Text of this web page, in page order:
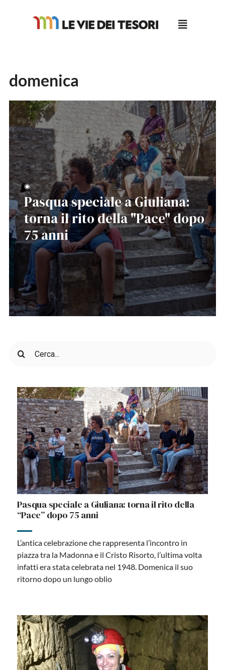
domenica
◉
Pasqua speciale a Giuliana:
torna il rito della "Pace" dopo
75 anni
per:
Pasqua speciale a Giuliana: torna il rito della
“Pace” dopo 75 anni
L’antica celebrazione che rappresenta l’incontro in
piazza tra la Madonna e il Cristo Risorto, l’ultima volta
infatti era stata celebrata nel 1948. Domenica il suo
ritorno dopo un lungo oblio